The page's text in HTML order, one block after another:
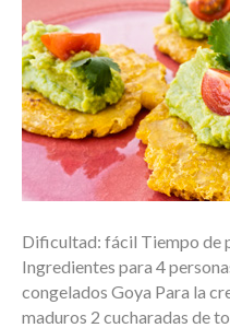
Dificultad: fácil Tiempo de
Ingredientes para 4
congelados Goya Para la
maduros 2 cucharadas de